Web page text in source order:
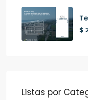
$
Listas por